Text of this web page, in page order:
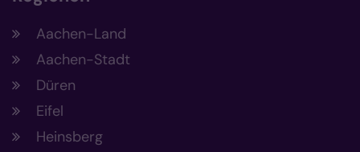
Aachen-Land
Aachen-Stadt
Düren
Eifel
Heinsberg